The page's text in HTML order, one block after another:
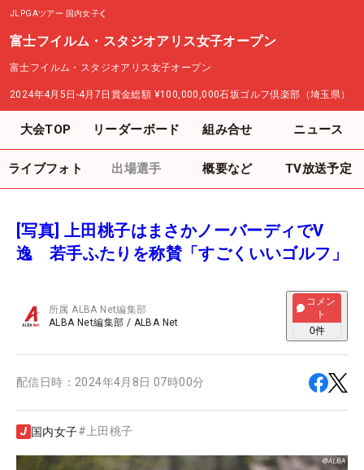
JLPGAツアー 国内女子
富士フイルム・スタジオアリス女子オープン
富士フイルム・スタジオアリス女子オープン
2024年4月5日-4月7日 賞金総額 ¥100,000,000石坂ゴルフ倶楽部（埼玉県）
大会TOP リーダーボード 組み合せ ニュース
ライブフォト 出場選手 概要など TV放送予定
[写真] 上田桃子はまさかノーバーディでV
逸 若手ふたりを称賛「すごくいいゴルフ」
所属ALBA Net編集部
ALBA Net編集部 / ALBA Net
コメン
ト
0件
配信日時： 2024年4月8日 07時00分
国内女子#上田桃子